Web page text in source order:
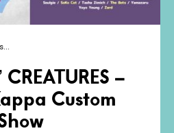
CREATURES –
Custom